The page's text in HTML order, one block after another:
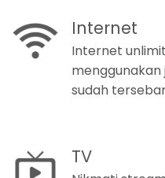
Internet
Internet
sudah
TV